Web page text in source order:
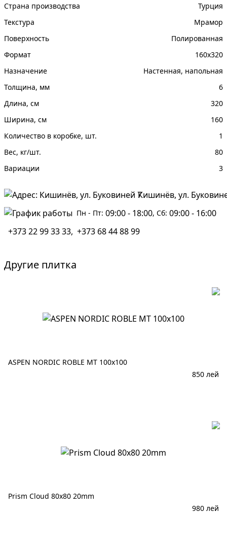
Страна производства
Турция
Текстура
Мрамор
Поверхность
Полированная
Формат
160x320
Назначение
Настенная, напольная
Толщина, мм
6
Длина, см
320
Ширина, см
160
Количество в коробке, шт.
1
Вес, кг/шт.
80
Вариации
3
Кишинёв, ул.
Пн - Пт: 09:00 - 18:00, Сб: 09:00 - 16:00
+373 22 99 33 33, +373 68 44 88 99
Другие плитка
ASPEN NORDIC ROBLE MT 100x100
850 лей
Prism Cloud 80x80 20mm
980 лей